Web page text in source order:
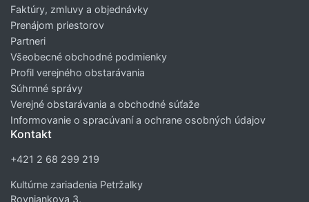
Faktúry, zmluvy a objednávky
Prenájom priestorov
Partneri
Všeobecné obchodné podmienky
Profil verejného obstarávania
Súhrnné správy
Verejné obstarávania a obchodné súťaže
Informovanie o spracúvaní a ochrane osobných údajov
Kontakt
+421 2 68 299 219
Kultúrne zariadenia Petržalky
Rovniankova 3,